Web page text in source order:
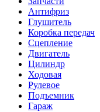
Антифриз
Глушитель
Коробка передач
Сцепление
Двигатель
Цилиндр
Ходовая
Рулевое
Подъемник
Гараж